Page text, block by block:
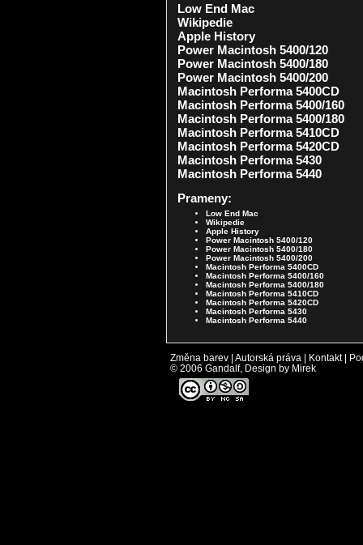
Low End Mac
Wikipedie
Apple History
Power Macintosh 5400/120
Power Macintosh 5400/180
Power Macintosh 5400/200
Macintosh Performa 5400CD
Macintosh Performa 5400/160
Macintosh Performa 5400/180
Macintosh Performa 5410CD
Macintosh Performa 5420CD
Macintosh Performa 5430
Macintosh Performa 5440
Prameny:
Low End Mac
Wikipedie
Apple History
Power Macintosh 5400/120
Power Macintosh 5400/180
Power Macintosh 5400/200
Macintosh Performa 5400CD
Macintosh Performa 5400/160
Macintosh Performa 5400/180
Macintosh Performa 5410CD
Macintosh Performa 5420CD
Macintosh Performa 5430
Macintosh Performa 5440
Změna barev Autorská práva Kontakt|
© 2006 Gandalf, Design by Mirek